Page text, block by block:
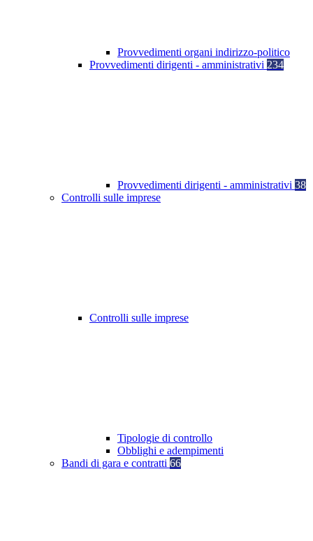
Provvedimenti organi indirizzo-politico
Provvedimenti dirigenti - amministrativi 234
Provvedimenti dirigenti - amministrativi 38
Controlli sulle imprese
Controlli sulle imprese
Tipologie di controllo
Obblighi e adempimenti
Bandi di gara e contratti 66